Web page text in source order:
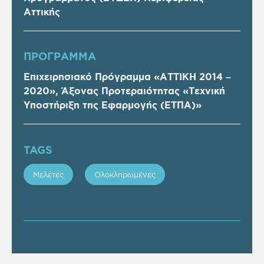
Αττικής
ΠΡOΓΡΑΜΜΑ
Επιχειρησιακό Πρόγραμμα «ΑΤΤΙΚΗ 2014 –
2020», Άξονας Προτεραιότητας «Τεχνική
Υποστήριξη της Εφαρμογής (ΕΤΠΑ)»
TAGS
Μελέτες Ολοκληρωμένες